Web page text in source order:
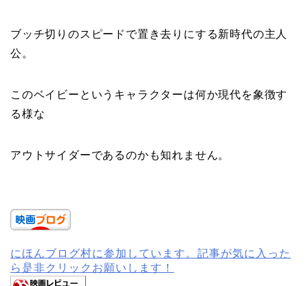
ブッチ切りのスピードで置き去りにする新時代の主人
公。
このベイビーというキャラクターは何か現代を象徴す
る様な
アウトサイダーであるのかも知れません。
にほんブログ村に参加しています。記事が気に入った
ら是非クリックお願いします！